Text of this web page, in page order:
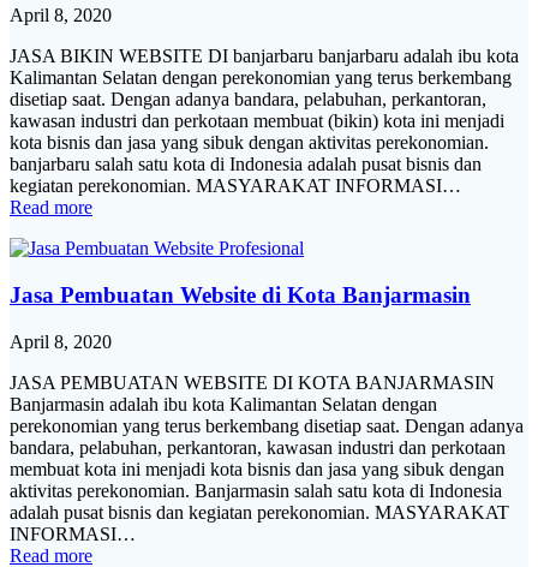
April 8, 2020
JASA BIKIN WEBSITE DI banjarbaru banjarbaru adalah ibu kota
Kalimantan Selatan dengan perekonomian yang terus berkembang
disetiap saat. Dengan adanya bandara, pelabuhan, perkantoran,
kawasan industri dan perkotaan membuat (bikin) kota ini menjadi
kota bisnis dan jasa yang sibuk dengan aktivitas perekonomian.
banjarbaru salah satu kota di Indonesia adalah pusat bisnis dan
kegiatan perekonomian. MASYARAKAT INFORMASI…
Read more
Jasa Pembuatan Website di Kota Banjarmasin
April 8, 2020
JASA PEMBUATAN WEBSITE DI KOTA BANJARMASIN
Banjarmasin adalah ibu kota Kalimantan Selatan dengan
perekonomian yang terus berkembang disetiap saat. Dengan adanya
bandara, pelabuhan, perkantoran, kawasan industri dan perkotaan
membuat kota ini menjadi kota bisnis dan jasa yang sibuk dengan
aktivitas perekonomian. Banjarmasin salah satu kota di Indonesia
adalah pusat bisnis dan kegiatan perekonomian. MASYARAKAT
INFORMASI…
Read more